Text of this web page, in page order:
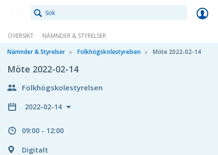
ÖVERSIKT
NÄMNDER & STYRELSER
Nämnder & Styrelser
Folkhögskolestyrelsen Möte 2022-02-14
Möte 2022-02-14
Folkhögskolestyrelsen
2022-02-14
09:00 - 12:00
Digitalt